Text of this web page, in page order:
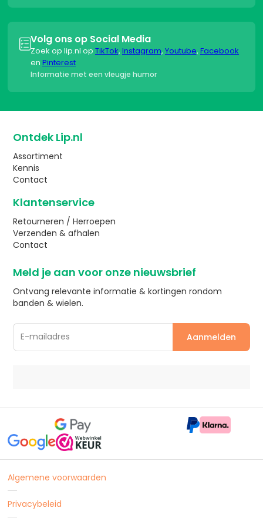
Volg ons op Social Media
Zoek op lip.nl op TikTok, Instagram, Youtube, Facebook
en Pinterest
Informatie met een vleugje humor
Ontdek Lip.nl
Assortiment
Kennis
Contact
Klantenservice
Retourneren / Herroepen
Verzenden & afhalen
Contact
Meld je aan voor onze nieuwsbrief
Ontvang relevante informatie & kortingen rondom
banden & wielen.
Algemene voorwaarden
Privacybeleid